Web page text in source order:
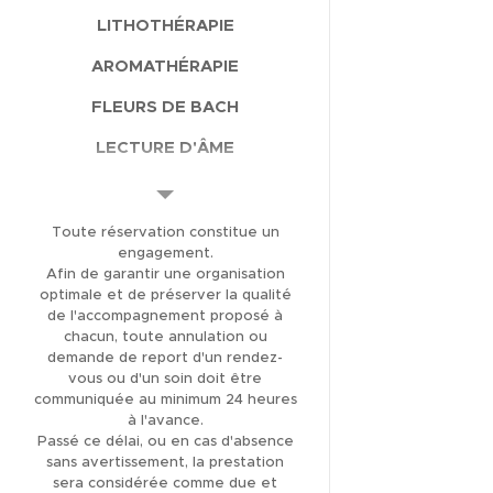
LITHOTHÉRAPIE
AROMATHÉRAPIE
FLEURS DE BACH
LECTURE D'ÂME
SOIN VIBRATOIRE
VOYAGE SONORE
RÉFLEXOLOGIE
PLANTAIRE
PRESSOTHÉRAPIE ET
RÉFLEXOLOGIE
SOINS VISAGE
CERCLE DE FEMMES
Toute réservation constitue un
engagement.
Afin de garantir une organisation
optimale et de préserver la qualité
de l'accompagnement proposé à
chacun, toute annulation ou
demande de report d'un rendez-
vous ou d'un soin doit être
communiquée au minimum 24 heures
à l'avance.
Passé ce délai, ou en cas d'absence
sans avertissement, la prestation
sera considérée comme due et